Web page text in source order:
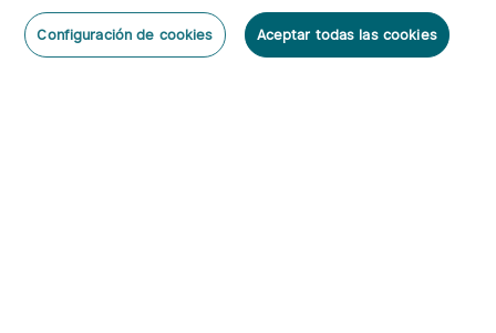
ORefill Recambios para serie O'Pen
Configuración de cookies Aceptar todas las cookies